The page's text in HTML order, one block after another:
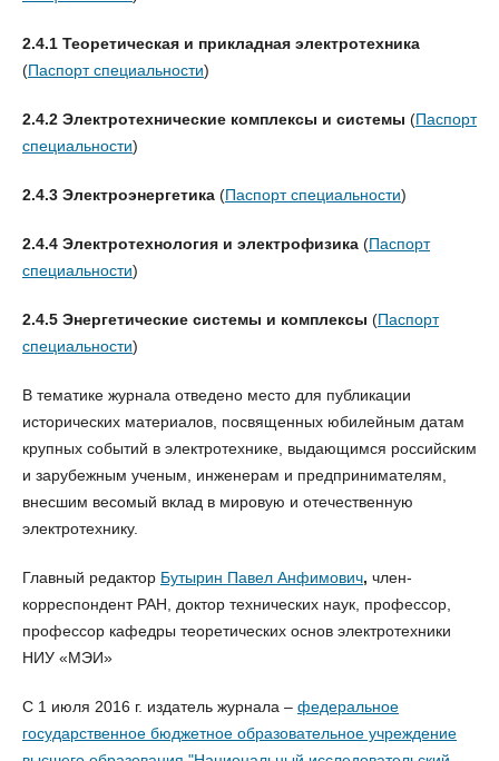
2.4.1 Теоретическая и прикладная электротехника
(Паспорт специальности)
2.4.2 Электротехнические комплексы и системы (Паспорт
специальности)
2.4.3 Электроэнергетика (Паспорт специальности)
2.4.4 Электротехнология и электрофизика (Паспорт
специальности)
2.4.5 Энергетические системы и комплексы (Паспорт
специальности)
В тематике журнала отведено место для публикации
исторических материалов, посвященных юбилейным датам
крупных событий в электротехнике, выдающимся российским
и зарубежным ученым, инженерам и предпринимателям,
внесшим весомый вклад в мировую и отечественную
электротехнику.
Главный редактор Бутырин Павел Анфимович, член-
корреспондент РАН, доктор технических наук, профессор,
профессор кафедры теоретических основ электротехники
НИУ «МЭИ»
С 1 июля 2016 г. издатель журнала – федеральное
государственное бюджетное образовательное учреждение